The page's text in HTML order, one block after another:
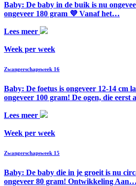
Baby: De baby in de buik is nu
ongeveer 180 gram 💜 Vanaf het…
Lees meer
Week per week
Zwangerschapsweek 16
Baby: De foetus is ongeveer 12-14 cm
ongeveer 100 gram! De ogen, die
Lees meer
Week per week
Zwangerschapsweek 15
Baby: De baby die in je groeit is nu
ongeveer 80 gram! Ontwikkeling Aan…